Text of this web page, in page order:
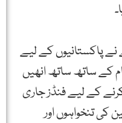
پاکستانیوں کے لیے
ساتھ ساتھ انھیں
کے لیے فنڈز جاری
کی تنخواہوں اور